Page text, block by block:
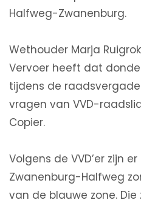
Halfweg-Zwanenburg.
Wethouder Marja
Vervoer heeft dat
tijdens de
vragen van VVD-
Copier.
Volgens de VVD’er zijn
Zwanenburg-Halfweg
van de blauwe zone.